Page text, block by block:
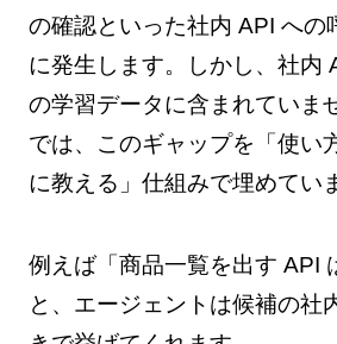
の確認といった社内 API への
に発生します。しかし、社内
の学習データに含まれていま
では、このギャップを「使い
に教える」仕組みで埋めてい
例えば「商品一覧を出す API
と、エージェントは候補の社